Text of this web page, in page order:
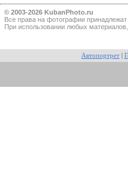
© 2003-2026 KubanPhoto.ru
Все прaва на фотографии принадлежат
При использовании любых
Автопортрет